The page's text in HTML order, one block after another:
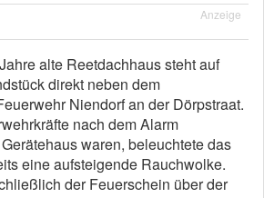
Anzeige
alte Reetdachhaus steht auf
direkt neben dem
Niendorf an der Dörpstraat.
nach dem Alarm
waren, beleuchtete das
eine aufsteigende Rauchwolke.
der Feuerschein über der